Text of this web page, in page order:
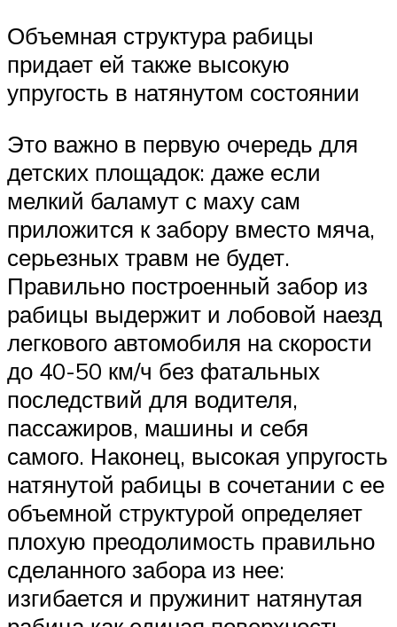
Объемная структура рабицы
придает ей также высокую
упругость в натянутом состоянии
Это важно в первую очередь для
детских площадок: даже если
мелкий баламут с маху сам
приложится к забору вместо мяча,
серьезных травм не будет.
Правильно построенный забор из
рабицы выдержит и лобовой наезд
легкового автомобиля на скорости
до 40-50 км/ч без фатальных
последствий для водителя,
пассажиров, машины и себя
самого. Наконец, высокая упругость
натянутой рабицы в сочетании с ее
объемной структурой определяет
плохую преодолимость правильно
сделанного забора из нее:
изгибается и пружинит натянутая